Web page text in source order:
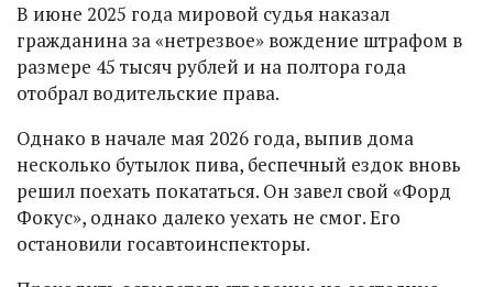
В июне 2025 года мировой судья наказал
гражданина за «нетрезвое» вождение штрафом в
размере 45 тысяч рублей и на полтора года
отобрал водительские права.
Однако в начале мая 2026 года, выпив дома
несколько бутылок пива, беспечный ездок вновь
решил поехать покататься. Он завел свой «Форд
Фокус», однако далеко уехать не смог. Его
остановили госавтоинспекторы.